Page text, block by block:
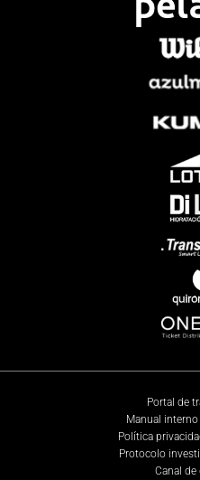
Portal de
Manual
Política
Protocolo
Canal